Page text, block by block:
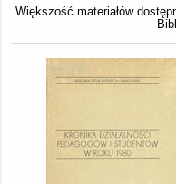
Większość materiałów